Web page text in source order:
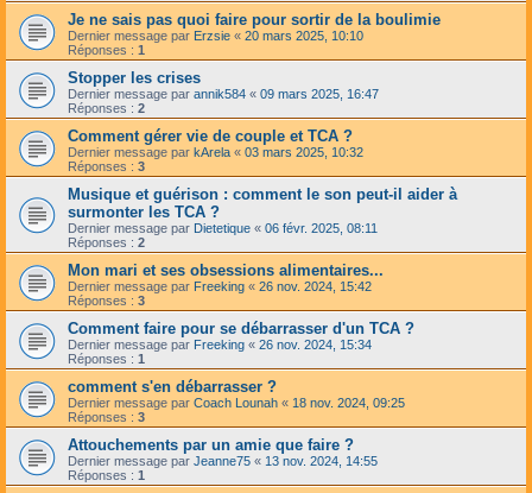
Je ne sais pas quoi faire pour sortir de la boulimie
Dernier message par Erzsie « 20 mars 2025, 10:10
Réponses : 1
Stopper les crises
Dernier message par annik584 « 09 mars 2025, 16:47
Réponses : 2
Comment gérer vie de couple et TCA ?
Dernier message par kArela « 03 mars 2025, 10:32
Réponses : 3
Musique et guérison : comment le son peut-il aider à
surmonter les TCA ?
Dernier message par Dietetique « 06 févr. 2025, 08:11
Réponses : 2
Mon mari et ses obsessions alimentaires...
Dernier message par Freeking « 26 nov. 2024, 15:42
Réponses : 3
Comment faire pour se débarrasser d'un TCA ?
Dernier message par Freeking « 26 nov. 2024, 15:34
Réponses : 1
comment s'en débarrasser ?
Dernier message par Coach Lounah « 18 nov. 2024, 09:25
Réponses : 3
Attouchements par un amie que faire ?
Dernier message par Jeanne75 « 13 nov. 2024, 14:55
Réponses : 1